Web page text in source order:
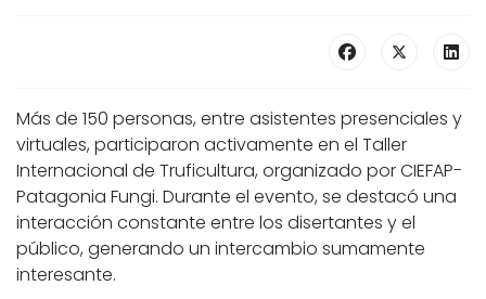
Más de 150 personas, entre asistentes presenciales y
virtuales, participaron activamente en el Taller
Internacional de Truficultura, organizado por CIEFAP-
Patagonia Fungi. Durante el evento, se destacó una
interacción constante entre los disertantes y el
público, generando un intercambio sumamente
interesante.